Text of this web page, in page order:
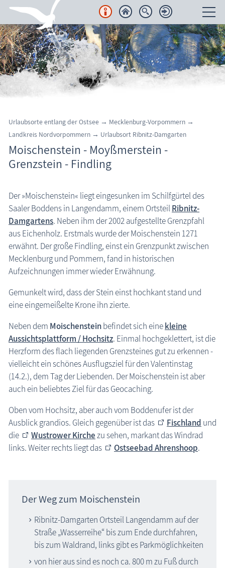
Unterkünfte
Regionales
Urlaubsorte
Karten
Wissenswertes
Veranstaltungen
Blog
Ribnitz-Damgarten: Moischenstein Langendamm
Urlaubsorte entlang der Ostsee → Mecklenburg-Vorpommern →
Landkreis Nordvorpommern → Urlaubsort Ribnitz-Damgarten
Moischenstein - Moyßmerstein -
Grenzstein - Findling
Der »Moischenstein« liegt eingesunken im Schilfgürtel des
Saaler Boddens in Langendamm, einem OrtsteilRibnitz-
Damgartens. Neben ihm der 2002 aufgestellte Grenzpfahl
aus Eichenholz. Erstmals wurde der Moischenstein 1271
erwähnt. Der große Findling, einst ein Grenzpunkt zwischen
Mecklenburg und Pommern, fand in historischen
Aufzeichnungen immer wieder Erwähnung.
Gemunkelt wird, dass der Stein einst hochkant stand und
eine eingemeißelte Krone ihn zierte.
Neben dem Moischensteinbefindet sich einekleine
Aussichtsplattform / Hochsitz. Einmal hochgeklettert, ist die
Herzform des flach liegenden Grenzsteines gut zu erkennen -
vielleicht ein schönes Ausflugsziel für den Valentinstag
(14.2.), dem Tag der Liebenden. Der Moischenstein ist aber
auch ein beliebtes Ziel für das Geocaching.
Oben vom Hochsitz, aber auch vom Boddenufer ist der
Ausblick grandios. Gleich gegenüber ist das
Fischland und
die
Wustrower Kirchezu sehen, markant das Windrad
links. Weiter rechts liegt das
Ostseebad Ahrenshoop.
Der Weg zum Moischenstein
Ribnitz-Damgarten Ortsteil Langendamm auf der
Straße „Wasserreihe“ bis zum Ende durchfahren,
bis zum Waldrand, links gibt es Parkmöglichkeiten
von hier aus sind es noch ca. 800 m zu Fuß durch